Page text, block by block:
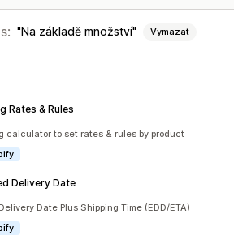
Na základě množství Vymazat
Rates & Rules
314
calculator to set rates & rules by product
Delivery Date
865
Date Plus Shipping Time (EDD/ETA)